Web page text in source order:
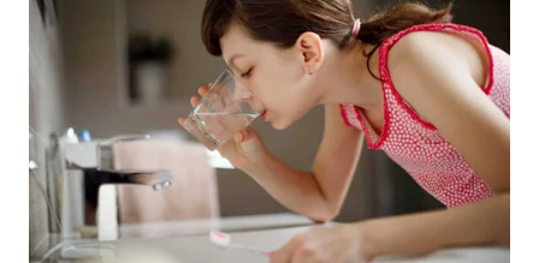
PRIANGAN
SEMARANG
WN
SOLO